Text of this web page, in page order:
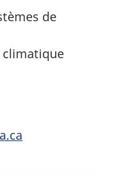
de
climatique